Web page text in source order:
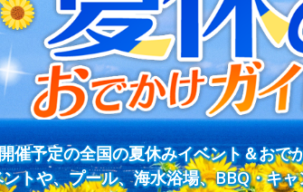
催予定の全国の夏休みイベント＆おで
トや、プール、海水浴場、BBQ・キ